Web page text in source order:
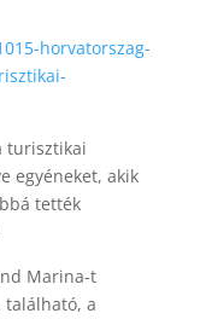
horvatorszag-
turisztikai
egyéneket, akik
tették
Marina-t
található, a